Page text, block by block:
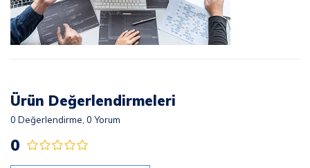
Ürün Değerlendirmeleri
0 Değerlendirme, 0 Yorum
0